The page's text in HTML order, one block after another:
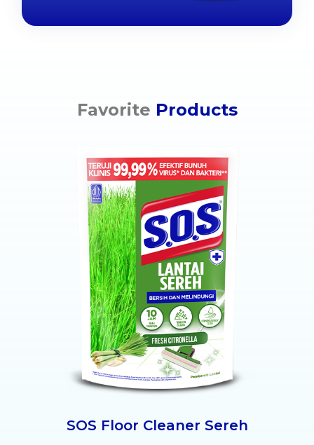
Favorite Products
SOS Floor Cleaner Sereh